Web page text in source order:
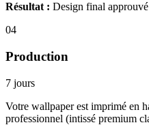
Résultat : Design final
04
Production
7 jours
Votre wallpaper est imprimé en
professionnel (intissé premium